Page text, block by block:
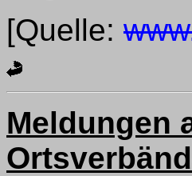
[Quelle:
Meldungen